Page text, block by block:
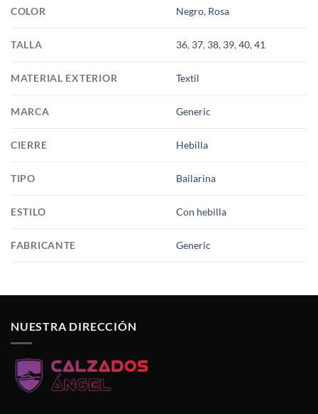
COLOR Negro, Rosa
TALLA 36, 37, 38, 39,40,41
MATERIAL EXTERIOR Textil
MARCA Generic
CIERRE Hebilla
TIPO Bailarina
ESTILO Con hebilla
FABRICANTE Generic
NUESTRA DIRECCIÓN